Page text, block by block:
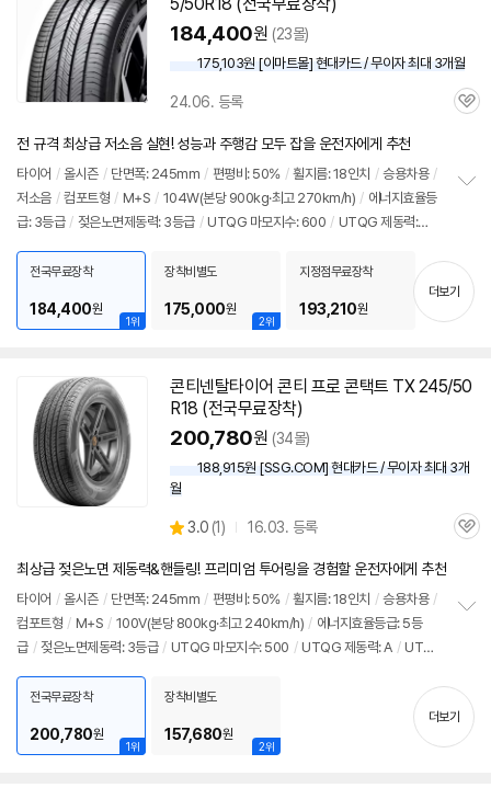
184,400원 (23몰)
175,103원 [이마트몰] 현대카드 / 무이자 최대 3개월
24.06. 등록
관
전 규격 최상급 저소음 실현! 성능과 주행감 모두 잡을 운전자에게 추천
타이어 / 올시즌 / 단면폭: 245mm / 편평비: 50% / 휠지름: 18인치 / 승용차용 /
저소음 / 컴포트형 / M+S / 104W(본당 900kg·최고 270km/h) / 에너지효율등
급: 3등급 / 젖은노면제동력: 3등급 / UTQG 마모지수: 600 / UTQG 제동력:
래스
기
1위
전국무료장착
184,400원
2위
장착비별도
175,000원
지정점무료장착
193,210원
더보기
콘티넨탈타이어 콘티 프로 콘택트 TX 245/50
R18 (전국무료장착)
200,780원 (34몰)
188,915원 [SSG.COM] 현대카드 / 무이자 최대 3개
월
별
점
3.0 (상
리
뷰
1) 16.03. 등록
관
최상급 젖은노면 제동력&핸들링! 프리미엄 투어링을 경험할 운전자에게 추천
타이어 / 올시즌 / 단면폭: 245mm / 편평비: 50% / 휠지름: 18인치 / 승용차용 /
컴포트형 / M+S / 100V(본당 800kg·최고 240km/h) / 에너지효율등급: 5등
급 / 젖은노면제동력: 3등급 / UTQG 마모지수: 500 / UTQG 제동력: A / UTQ
기
1위
전국무료장착
200,780원
2위
장착비별도
157,680원
더보기